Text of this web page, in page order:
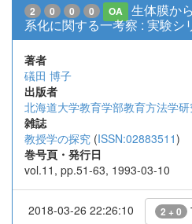
2 0 0 0 OA
生体膜か
系化に関する一考察 : 実験シ
著者
礒田 博子
出版者
北海道大学教育学部教育方法学研
雑誌
教授学の探究 (ISSN:02883511)
巻号頁・発行日
vol.11, pp.51-63, 1993-03-10
2018-03-26 22:26:10 2 + 0